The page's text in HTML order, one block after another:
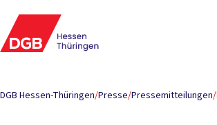
DGB Hessen-Thüringen/Presse/Pressemitteilungen/